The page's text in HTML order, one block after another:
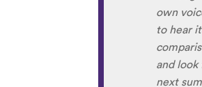
fun and
Are you
are the